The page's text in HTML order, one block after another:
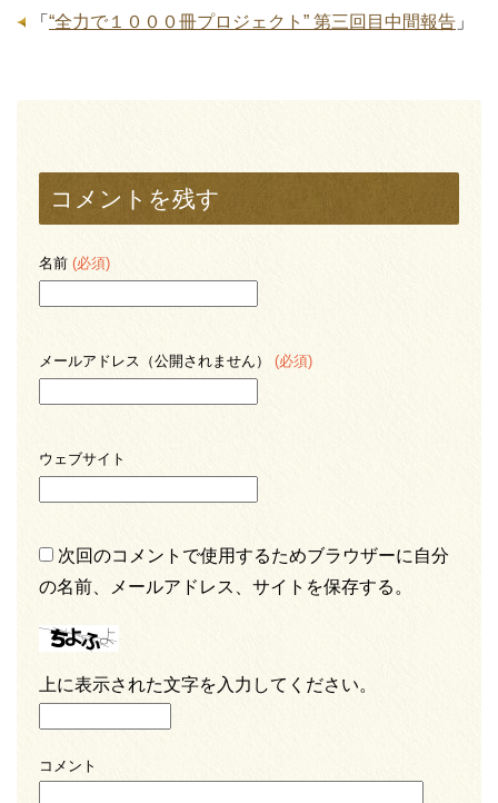
「 “全力で１０００冊プロジェクト” 第三回目中間報告 」
コメントを残す
名前 (必須)
メールアドレス（公開されません） (必須)
ウェブサイト
次回のコメントで使用するためブラウザーに自分
の名前、メールアドレス、サイトを保存する。
上に表示された文字を入力してください。
コメント